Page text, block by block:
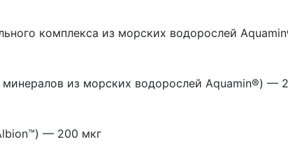
комплекса из морских водорослей
из морских водорослей Aquamin®) —
— 200 мкг